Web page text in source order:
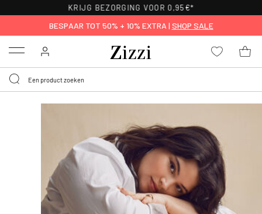
30 DAGEN GRATIS RETOURNEREN VOOR LEDEN
BESPAAR TOT 50% + 10% EXTRA | SHOP SALE
Menu